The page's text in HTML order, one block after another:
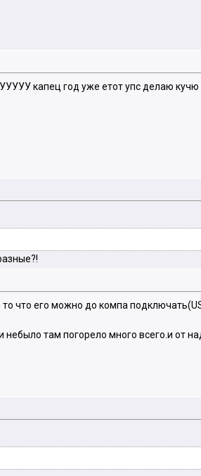
капец год уже етот упс делаю кучю
то что его можно до компа
небыло там погорело много всего.и